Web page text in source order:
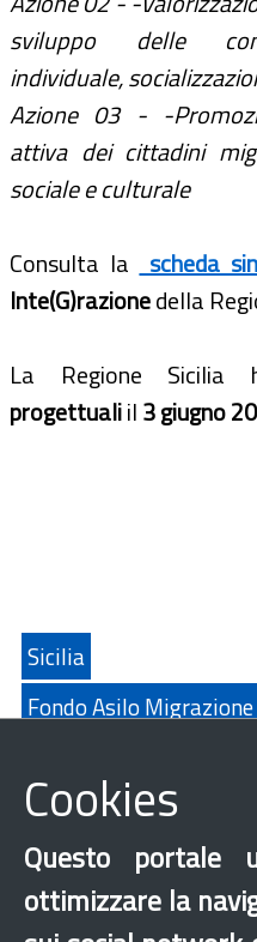
sviluppo delle
individuale,
Azione 03 - -
attiva dei cittadini
sociale e culturale
Consulta la
scheda
Inte(G)razionedella
La Regione Sicilia
progettualiil3 giugno
Sicilia
Fondo Asilo
Cookies
Questo portale
ottimizzare la